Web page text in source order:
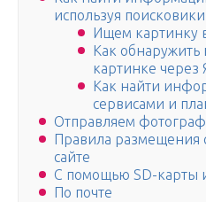
используя поисковики
Ищем картинку
Как
картинке через
Как найти
сервисами и
Отправляем
Правила размещения
сайте
С помощью SD-карты
По почте